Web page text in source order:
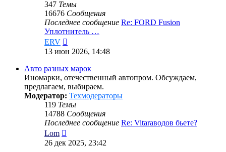
347 Темы
16676 Сообщения
Последнее сообщение Re: FORD Fusion
Уплотнитель …
ERV
к
сообщению
13 июн 2026, 14:48
Авто разных марок
Иномарки, отечественный автопром. Обсуждаем,
предлагаем, выбираем.
Модератор: Техмодераторы
119 Темы
14788 Сообщения
Последнее сообщение Re: Vitaraводов бьете?
Lom
к
26 дек 2025, 23:42